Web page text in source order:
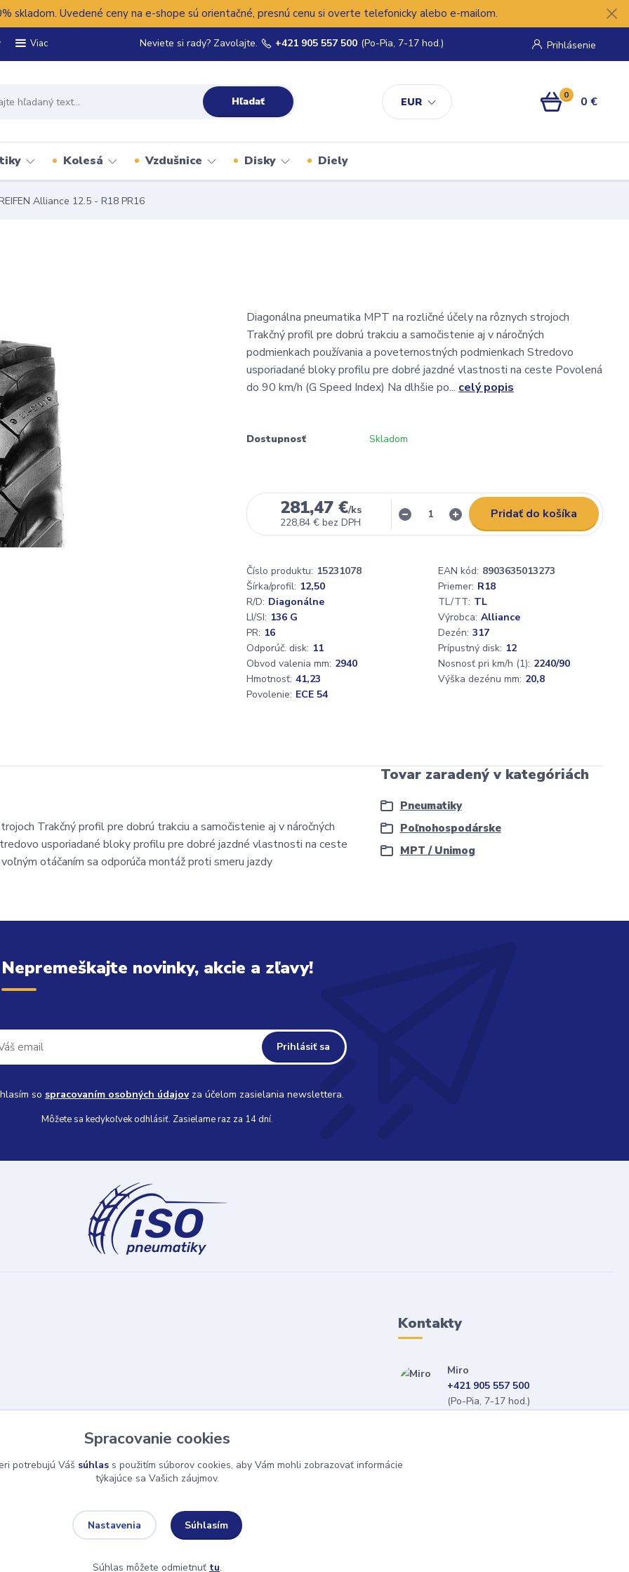
skladom. Uvedené ceny na e-shope sú orientačné, presnú cenu si overte telefonicky alebo e-mailom.
Viac
EUR
Prihlásenie
Hľadať
Neviete si rady? Zavolajte. +421 905 557 500 (Po-Pia, 7-17 hod.)
0 0 €
Kolesá Vzdušnice Disky Diely
Alliance 12.5 - R18 PR16
Diagonálna pneumatika MPT na rozličné účely na rôznych strojoch
Trakčný profil pre dobrú trakciu a samočistenie aj v náročných
podmienkach používania a poveternostných podmienkach Stredovo
usporiadané bloky profilu pre dobré jazdné vlastnosti na ceste Povolená
do 90 km/h (G Speed Index) Na dlhšie po... celý popis
Dostupnosť Skladom
281,47 €/ks
228,84 € bez DPH
Pridať do košíka
Číslo produktu: 15231078 EAN kód: 8903635013273
Šírka/profil: 12,50 Priemer: R18
R/D: Diagonálne TL/TT: TL
LI/SI: 136 G Výrobca: Alliance
PR: 16 Dezén: 317
Odporúč. disk: 11 Prípustný disk: 12
Obvod valenia mm: 2940 Nosnosť pri km/h (1): 2240/90
Hmotnosť: 41,23 Výška dezénu mm: 20,8
Povolenie: ECE 54
Trakčný profil pre dobrú trakciu a samočistenie aj v náročných
usporiadané bloky profilu pre dobré jazdné vlastnosti na ceste
otáčaním sa odporúča montáž proti smeru jazdy
Tovar zaradený v kategóriách
Pneumatiky
Poľnohospodárske
MPT / Unimog
Nepremeškajte novinky, akcie a zľavy!
Prihlásiť sa
so spracovaním osobných údajovza účelom zasielania newslettera.
Môžete sa kedykoľvek odhlásiť. Zasielame raz za 14 dní.
Kontakty
Miro
+421 905 557 500
(Po-Pia, 7-17 hod.)
Spracovanie cookies
potrebujú Váš súhlas s použitím súborov cookies, aby Vám mohli zobrazovať informácie
týkajúce sa Vašich záujmov.
Nastavenia Súhlasím
Súhlas môžete odmietnuť tu.